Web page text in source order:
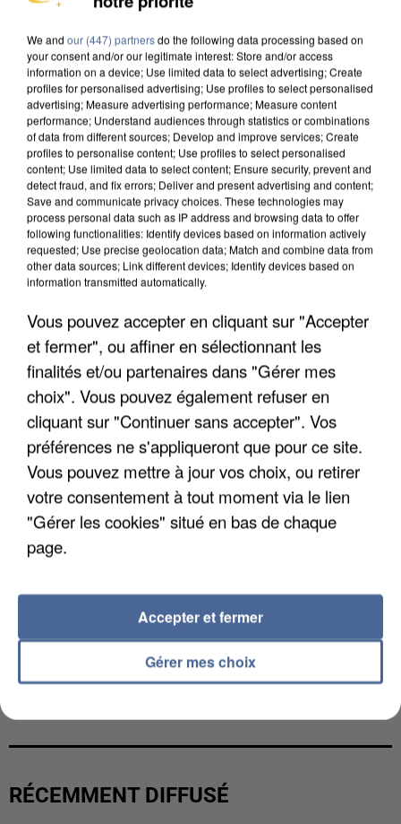
COULÉE DE BOUE EN HAUTE-SAVOIE
LES DONNÉES DE 300 000 CLIENTS DÉROBÉES À
INTERMARCHÉ APRÈS UNE...
GABRIEL ATTAL ET RAPHAËL GLUCKSMANN
RÉCEMMENT DIFFUSÉ
We and our (447) partnersdo the following data processing based on
your consent and/or our legitimate interest: Store and/or access
information on a device; Use limited data to select advertising; Create
profiles for personalised advertising; Use profiles to select personalised
advertising; Measure advertising performance; Measure content
performance; Understand audiences through statistics or combinations
of data from different sources; Develop and improve services; Create
profiles to personalise content; Use profiles to select personalised
content; Use limited data to select content; Ensure security, prevent and
detect fraud, and fix errors; Deliver and present advertising and content;
Save and communicate privacy choices. These technologies may
process personal data such as IP address and browsing data to offer
following functionalities: Identify devices based on information actively
requested; Use precise geolocation data; Match and combine data from
other data sources; Link different devices; Identify devices based on
information transmitted automatically.
Vous pouvez accepter en cliquant sur "Accepter
et fermer", ou affiner en sélectionnant les
finalités et/ou partenaires dans "Gérer mes
choix". Vous pouvez également refuser en
cliquant sur "Continuer sans accepter". Vos
préférences ne s'appliqueront que pour ce site.
Vous pouvez mettre à jour vos choix, ou retirer
votre consentement à tout moment via le lien
"Gérer les cookies" situé en bas de chaque
page.
Gérer mes choix
Accepter et fermer